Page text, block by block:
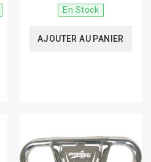
En Stock
AJOUTER AU PANIER